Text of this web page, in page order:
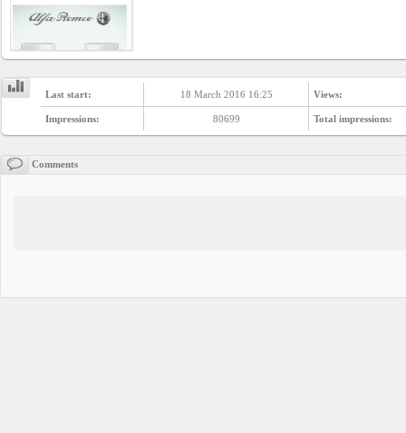
Last start: 18 March 2016 16:25 Views:
Impressions: 80699 Total impressions:
Comments